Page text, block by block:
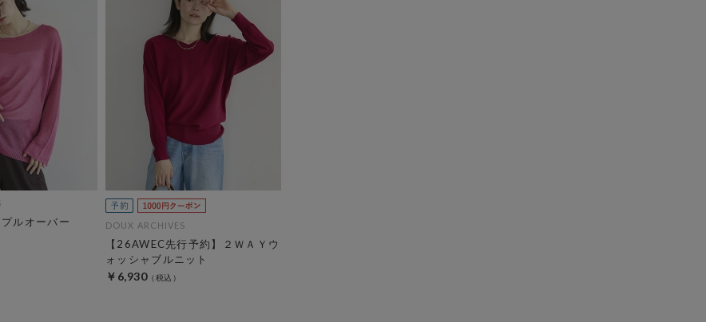
ルオーバー DOUX ARCHIVES
【26AWEC先行予約】２ＷＡＹウ
ォッシャブルニット
￥6,930